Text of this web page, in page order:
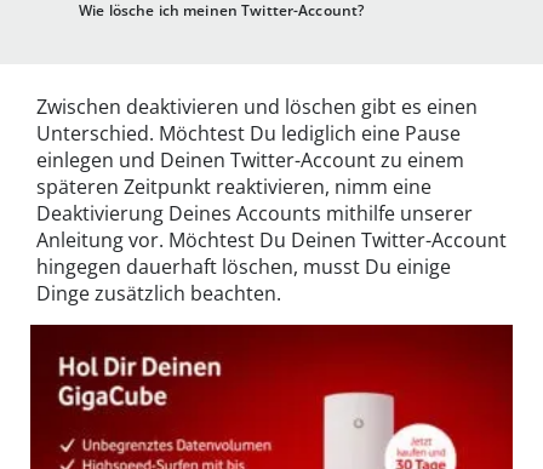
Wie lösche ich meinen Twitter-Account?
Zwischen deaktivieren und löschen gibt es einen
Unterschied. Möchtest Du lediglich eine Pause
einlegen und Deinen Twitter-Account zu einem
späteren Zeitpunkt reaktivieren, nimm eine
Deaktivierung Deines Accounts mithilfe unserer
Anleitung vor. Möchtest Du Deinen Twitter-Account
hingegen dauerhaft löschen, musst Du einige
Dinge zusätzlich beachten.